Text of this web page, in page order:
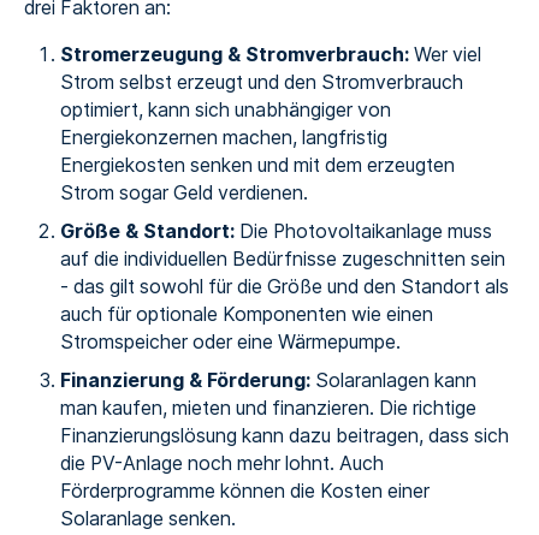
drei Faktoren an:
Stromerzeugung & Stromverbrauch:Wer viel
Strom selbst erzeugt und den Stromverbrauch
optimiert, kann sich unabhängiger von
Energiekonzernen machen, langfristig
Energiekosten senken und mit dem erzeugten
Strom sogar Geld verdienen.
Größe & Standort:Die Photovoltaikanlage muss
auf die individuellen Bedürfnisse zugeschnitten sein
- das gilt sowohl für die Größe und den Standort als
auch für optionale Komponenten wie einen
Stromspeicher oder eine Wärmepumpe.
Finanzierung & Förderung:Solaranlagen kann
man kaufen, mieten und finanzieren. Die richtige
Finanzierungslösung kann dazu beitragen, dass sich
die PV-Anlage noch mehr lohnt. Auch
Förderprogramme können die Kosten einer
Solaranlage senken.